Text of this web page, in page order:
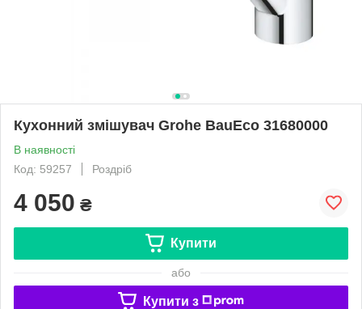
Кухонний змішувач Grohe BauEco 31680000
В наявності
Код: 59257
Роздріб
4 050 ₴
Купити
або
Купити з